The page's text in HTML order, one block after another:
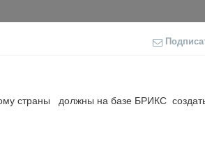
страны   должны на базе БРИКС